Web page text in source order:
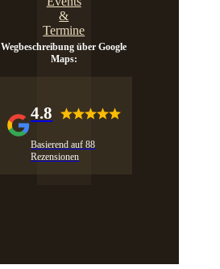
&
Termine
Wegbeschreibung über Google
Maps:
4.8
Basierend auf 88
Rezensionen